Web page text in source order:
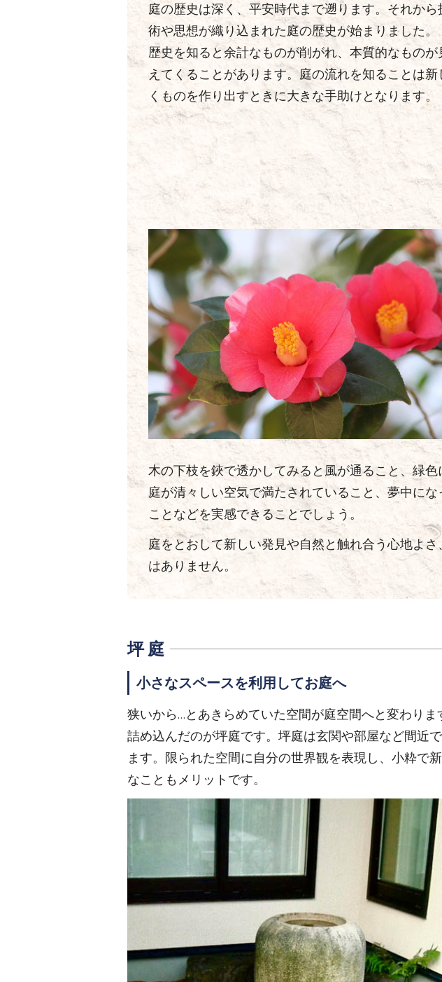
庭の歴史は深く、平安時代まで遡ります。それから
術や思想が織り込まれた庭の歴史が始まりました。
歴史を知ると余計なものが削がれ、本質的なものが
えてくることがあります。庭の流れを知ることは新
くものを作り出すときに大きな手助けとなります。
木の下枝を鋏で透かしてみると風が通ること、緑
庭が清々しい空気で満たされていること、夢中に
ことなどを実感できることでしょう。
庭をとおして新しい発見や自然と触れ合う心地よ
はありません。
坪 庭
小さなスペースを利用してお庭へ
狭いから…とあきらめていた空間が庭空間へと変わり
詰め込んだのが坪庭です。坪庭は玄関や部屋など間近
ます。限られた空間に自分の世界観を表現し、小粋で
なこともメリットです。